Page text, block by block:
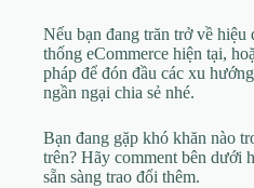
Nếu bạn đang trăn trở về hiệu
thống eCommerce hiện tại,
pháp để đón đầu các xu
ngần ngại chia sẻ nhé.
Bạn đang gặp khó khăn nào
trên? Hãy comment bên dưới
sẵn sàng trao đổi thêm.